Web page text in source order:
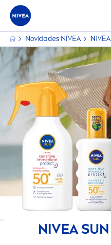
Novidades NIVEA NIVEA
NIVEA SUN